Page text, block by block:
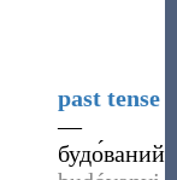
past tense
—
будо́ваний